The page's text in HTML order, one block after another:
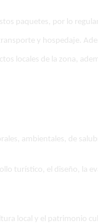
paquetes, por lo
y hospedaje.
locales de la zona,
ambientales, de
turístico, el diseño, la
local y el patrimonio